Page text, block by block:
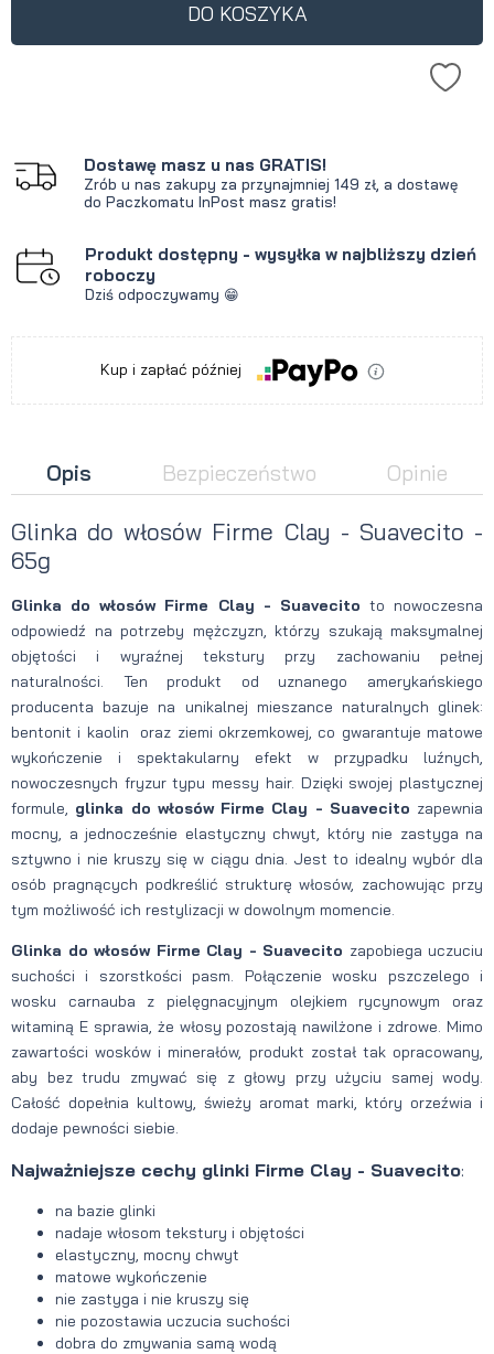
DO KOSZYKA
Dostawę masz u nas GRATIS!
Zrób u nas zakupy za przynajmniej 149 zł, a dostawę
do Paczkomatu InPost masz gratis!
Produkt dostępny - wysyłka w najbliższy dzień
roboczy
Dziś odpoczywamy 😁
Kup i zapłać później
Opis Bezpieczeństwo Opinie
Glinka do włosów Firme Clay - Suavecito -
65g
Glinka do włosów Firme Clay - Suavecito to nowoczesna
odpowiedź na potrzeby mężczyzn, którzy szukają maksymalnej
objętości i wyraźnej tekstury przy zachowaniu pełnej
naturalności. Ten produkt od uznanego amerykańskiego
producenta bazuje na unikalnej mieszance naturalnych glinek:
bentonit i kaolin oraz ziemi okrzemkowej, co gwarantuje matowe
wykończenie i spektakularny efekt w przypadku luźnych,
nowoczesnych fryzur typu messy hair. Dzięki swojej plastycznej
formule, glinka do włosów Firme Clay - Suavecito zapewnia
mocny, a jednocześnie elastyczny chwyt, który nie zastyga na
sztywno i nie kruszy się w ciągu dnia. Jest to idealny wybór dla
osób pragnących podkreślić strukturę włosów, zachowując przy
tym możliwość ich restylizacji w dowolnym momencie.
Glinka do włosów Firme Clay - Suavecito zapobiega uczuciu
suchości i szorstkości pasm. Połączenie wosku pszczelego i
wosku carnauba z pielęgnacyjnym olejkiem rycynowym oraz
witaminą E sprawia, że włosy pozostają nawilżone i zdrowe. Mimo
zawartości wosków i minerałów, produkt został tak opracowany,
aby bez trudu zmywać się z głowy przy użyciu samej wody.
Całość dopełnia kultowy, świeży aromat marki, który orzeźwia i
dodaje pewności siebie.
Najważniejsze cechy glinki Firme Clay - Suavecito:
na bazie glinki
nadaje włosom tekstury i objętości
elastyczny, mocny chwyt
matowe wykończenie
nie zastyga i nie kruszy się
nie pozostawia uczucia suchości
dobra do zmywania samą wodą